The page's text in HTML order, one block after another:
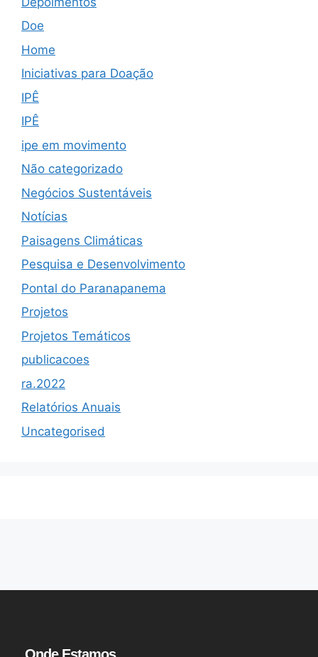
Doe
Home
Iniciativas para Doação
IPÊ
IPÊ
ipe em movimento
Não categorizado
Negócios Sustentáveis
Notícias
Paisagens Climáticas
Pesquisa e Desenvolvimento
Pontal do Paranapanema
Projetos
Projetos Temáticos
publicacoes
ra.2022
Relatórios Anuais
Uncategorised